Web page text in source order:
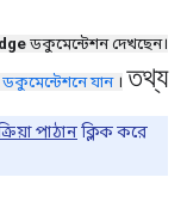
ডকুমেন্টেশন দেখছেন।
ডকুমেন্টেশনে যান। তথ্য
পাঠানক্লিক করে